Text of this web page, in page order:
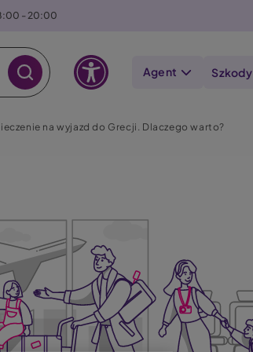
- 20:00
Agent Szkody
na wyjazd do Grecji. Dlaczego warto?